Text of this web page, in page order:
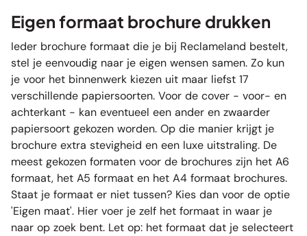
Eigen formaat brochure drukken
Ieder brochure formaat die je bij Reclameland bestelt,
stel je eenvoudig naar je eigen wensen samen. Zo kun
je voor het binnenwerk kiezen uit maar liefst 17
verschillende papiersoorten. Voor de cover - voor- en
achterkant - kan eventueel een ander en zwaarder
papiersoort gekozen worden. Op die manier krijgt je
brochure extra stevigheid en een luxe uitstraling. De
meest gekozen formaten voor de brochures zijn het A6
formaat, het A5 formaat en het A4 formaat brochures.
Staat je formaat er niet tussen? Kies dan voor de optie
'Eigen maat'. Hier voer je zelf het formaat in waar je
naar op zoek bent. Let op: het formaat dat je selecteert